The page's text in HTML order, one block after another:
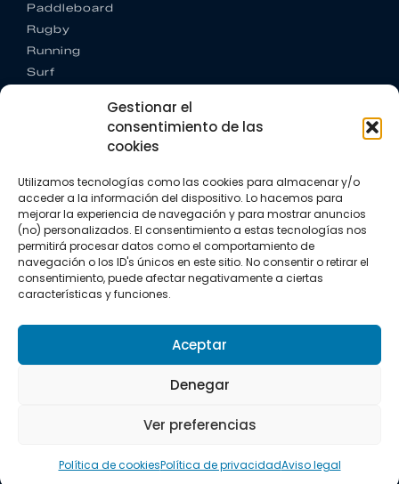
Gestionar el
consentimiento de las
cookies
Utilizamos tecnologías como las cookies para almacenar y/o
acceder a la información del dispositivo. Lo hacemos para
mejorar la experiencia de navegación y para mostrar anuncios
(no) personalizados. El consentimiento a estas tecnologías nos
permitirá procesar datos como el comportamiento de
navegación o los ID's únicos en este sitio. No consentir o retirar el
consentimiento, puede afectar negativamente a ciertas
características y funciones.
Aceptar
Denegar
Ver preferencias
Política de cookiesPolítica de privacidadAviso legal
Paddleboard
Rugby
Running
Surf
CONTACTO
+34 662 342 177
info@vkssport.com
SÍGUENOS
Política de privacidad
Política de cookies
Todos los derechos resevados.